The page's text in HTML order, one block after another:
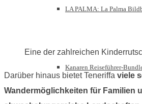
LA PALMA: La Palma
Kanaren Reiseführer-
Eine der zahlreichen
Darüber hinaus bietet Teneriffa viele
Wandermöglichkeiten für Familien